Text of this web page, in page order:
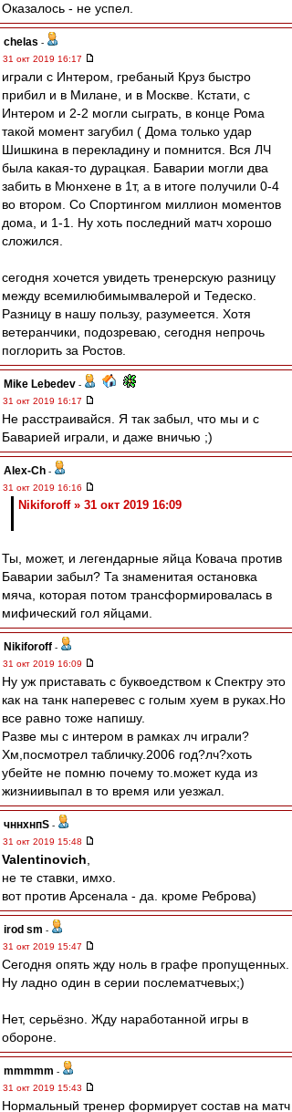
Оказалось - не успел.
chelas -
31 окт 2019 16:17
играли с Интером, гребаный Круз быстро
прибил и в Милане, и в Москве. Кстати, с
Интером и 2-2 могли сыграть, в конце Рома
такой момент загубил ( Дома только удар
Шишкина в перекладину и помнится. Вся ЛЧ
была какая-то дурацкая. Баварии могли два
забить в Мюнхене в 1т, а в итоге получили 0-4
во втором. Со Спортингом миллион моментов
дома, и 1-1. Ну хоть последний матч хорошо
сложился.
сегодня хочется увидеть тренерскую разницу
между всемилюбимымвалерой и Тедеско.
Разницу в нашу пользу, разумеется. Хотя
ветеранчики, подозреваю, сегодня непрочь
поглорить за Ростов.
Mike Lebedev -
31 окт 2019 16:17
Не расстраивайся. Я так забыл, что мы и с
Баварией играли, и даже вничью ;)
Alex-Ch -
31 окт 2019 16:16
Nikiforoff » 31 окт 2019 16:09
Ты, может, и легендарные яйца Ковача против
Баварии забыл? Та знаменитая остановка
мяча, которая потом трансформировалась в
мифический гол яйцами.
Nikiforoff -
31 окт 2019 16:09
Ну уж приставать с буквоедством к Спектру это
как на танк наперевес с голым хуем в руках.Но
все равно тоже напишу.
Разве мы с интером в рамках лч играли?
Хм,посмотрел табличку.2006 год?лч?хоть
убейте не помню почему то.может куда из
жизниивыпал в то время или уезжал.
чннхнпS -
31 окт 2019 15:48
Valentinovich
не те ставки, имхо.
вот против Арсенала - да. кроме Реброва)
irod sm -
31 окт 2019 15:47
Сегодня опять жду ноль в графе пропущенных.
Ну ладно один в серии послематчевых;)
Нет, серьёзно. Жду наработанной игры в
обороне.
mmmmm -
31 окт 2019 15:43
Нормальный тренер формирует состав на матч